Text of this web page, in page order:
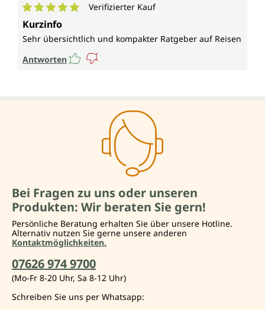
Durchschnittliche Bewertung von 5 von 5 Sternen
Verifizierter Kauf
Kurzinfo
Sehr übersichtlich und kompakter Ratgeber auf Reisen
Antworten
Bei Fragen zu uns oder unseren
Produkten: Wir beraten Sie gern!
Persönliche Beratung erhalten Sie über unsere Hotline.
Alternativ nutzen Sie gerne unsere anderen
Kontaktmöglichkeiten.
07626 974 9700
(Mo-Fr 8-20 Uhr, Sa 8-12 Uhr)
Schreiben Sie uns per Whatsapp: